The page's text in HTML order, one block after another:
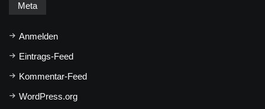
Meta
Anmelden
Eintrags-Feed
Kommentar-Feed
WordPress.org